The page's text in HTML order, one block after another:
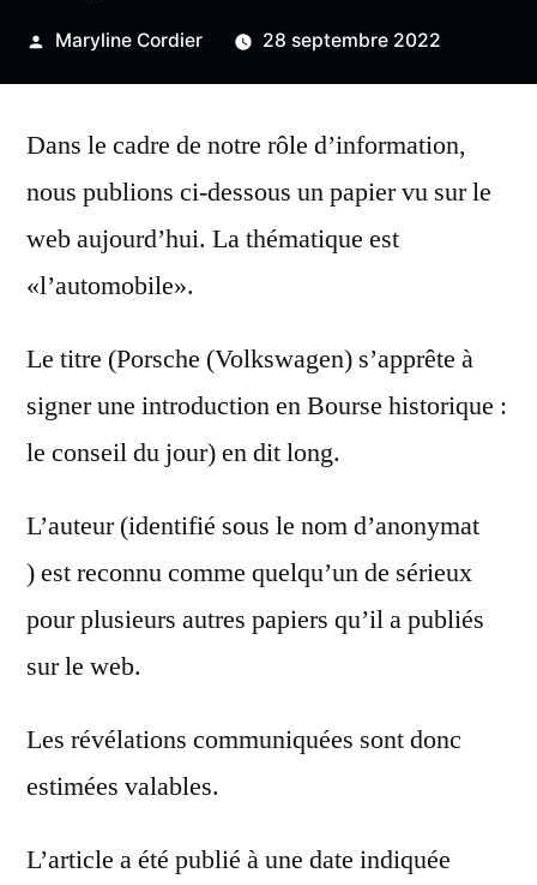
Publié
Maryline Cordier 28 septembre 2022
Dans le cadre de notre rôle d’information,
nous publions ci-dessous un papier vu sur le
web aujourd’hui. La thématique est
«l’automobile».
Le titre (Porsche (Volkswagen) s’apprête à
signer une introduction en Bourse historique :
le conseil du jour) en dit long.
L’auteur (identifié sous le nom d’anonymat
) est reconnu comme quelqu’un de sérieux
pour plusieurs autres papiers qu’il a publiés
sur le web.
Les révélations communiquées sont donc
estimées valables.
L’article a été publié à une date indiquée